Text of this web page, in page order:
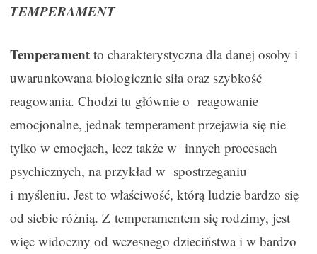
TEMPERAMENT
Temperament to charakterystyczna dla danej osoby i
uwarunkowana biologicznie siła oraz szybkość
reagowania. Chodzi tu głównie o reagowanie
emocjonalne, jednak temperament przejawia się nie
tylko w emocjach, lecz także w innych procesach
psychicznych, na przykład w spostrzeganiu
i myśleniu. Jest to właściwość, którą ludzie bardzo się
od siebie różnią. Z temperamentem się rodzimy, jest
więc widoczny od wczesnego dzieciństwa i w bardzo